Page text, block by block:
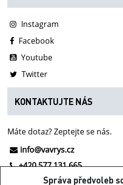
Správa předvoleb
Instagram
Facebook
Youtube
Twitter
KONTAKTUJTE NÁS
Máte dotaz? Zeptejte se nás.
info@vavrys.cz
+420 577 131 665